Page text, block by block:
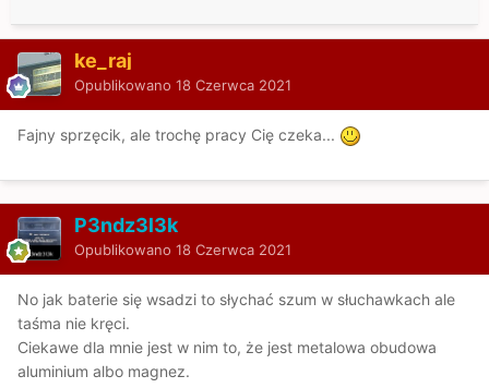
ke_raj
Opublikowano 18 Czerwca 2021
Fajny sprzęcik, ale trochę pracy Cię czeka...
P3ndz3l3k
Opublikowano 18 Czerwca 2021
No jak baterie się wsadzi to słychać szum w słuchawkach ale
taśma nie kręci.
Ciekawe dla mnie jest w nim to, że jest metalowa obudowa
aluminium albo magnez.